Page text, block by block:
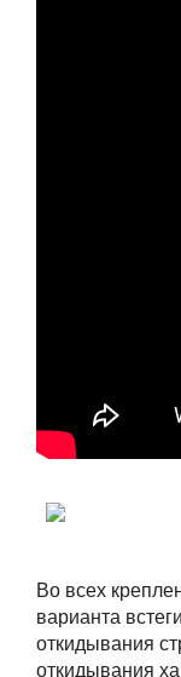
Во всех
варианта
откидывания
откидывания